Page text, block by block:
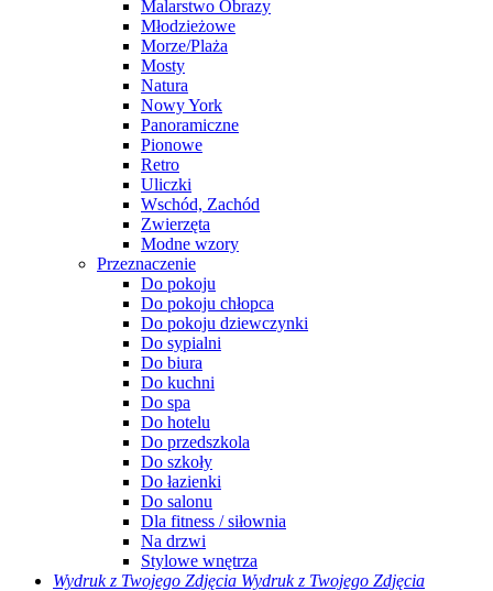
Malarstwo Obrazy
Młodzieżowe
Morze/Plaża
Mosty
Natura
Nowy York
Panoramiczne
Pionowe
Retro
Uliczki
Wschód, Zachód
Zwierzęta
Modne wzory
Przeznaczenie
Do pokoju
Do pokoju chłopca
Do pokoju dziewczynki
Do sypialni
Do biura
Do kuchni
Do spa
Do hotelu
Do przedszkola
Do szkoły
Do łazienki
Do salonu
Dla fitness / siłownia
Na drzwi
Stylowe wnętrza
Wydruk z Twojego Zdjęcia Wydruk z Twojego Zdjęcia